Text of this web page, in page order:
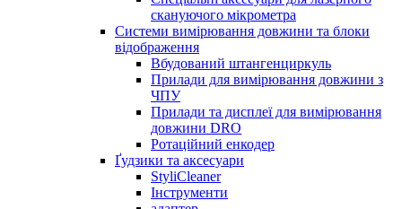
скануючого мікрометра
Системи вимірювання довжини та блоки
відображення
Вбудований штангенциркуль
Прилади для вимірювання довжини з
ЧПУ
Прилади та дисплеї для вимірювання
довжини DRO
Ротаційний енкодер
Ґудзики та аксесуари
StyliCleaner
Інструменти